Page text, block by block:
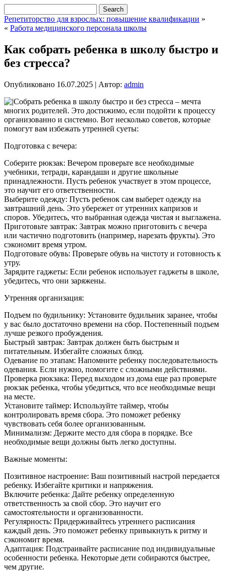
Репетиторство для взрослых: повышение квалификации »
« Работа медицинского персонала школы
Как собрать ребенка в школу быстро и
без стресса?
Опубликовано 16.07.2025 | Автор: admin
Собрать ребенка в школу быстро и без стресса – мечта
многих родителей. Это достижимо, если подойти к процессу
организованно и системно. Вот несколько советов, которые
помогут вам избежать утренней суеты:
Подготовка с вечера:
Соберите рюкзак: Вечером проверьте все необходимые
учебники, тетради, карандаши и другие школьные
принадлежности. Пусть ребенок участвует в этом процессе,
это научит его ответственности.
Выберите одежду: Пусть ребенок сам выберет одежду на
завтрашний день. Это убережет от утренних капризов и
споров. Убедитесь, что выбранная одежда чистая и выглажена.
Приготовьте завтрак: Завтрак можно приготовить с вечера
или частично подготовить (например, нарезать фрукты). Это
сэкономит время утром.
Подготовьте обувь: Проверьте обувь на чистоту и готовность к
утру.
Зарядите гаджеты: Если ребенок использует гаджеты в школе,
убедитесь, что они заряжены.
Утренняя организация:
Подъем по будильнику: Установите будильник заранее, чтобы
у вас было достаточно времени на сбор. Постепенный подъем
лучше резкого пробуждения.
Быстрый завтрак: Завтрак должен быть быстрым и
питательным. Избегайте сложных блюд.
Одевание по этапам: Напомните ребенку последовательность
одевания. Если нужно, помогите с сложными действиями.
Проверка рюкзака: Перед выходом из дома еще раз проверьте
рюкзак ребенка, чтобы убедиться, что все необходимые вещи
на месте.
Установите таймер: Используйте таймер, чтобы
контролировать время сбора. Это поможет ребенку
чувствовать себя более организованным.
Минимализм: Держите место для сбора в порядке. Все
необходимые вещи должны быть легко доступны.
Важные моменты:
Позитивное настроение: Ваш позитивный настрой передается
ребенку. Избегайте критики и напряжения.
Включите ребенка: Дайте ребенку определенную
ответственность за свой сбор. Это научит его
самостоятельности и организованности.
Регулярность: Придерживайтесь утреннего расписания
каждый день. Это поможет ребенку привыкнуть к ритму и
сэкономит время.
Адаптация: Подстраивайте расписание под индивидуальные
особенности ребенка. Некоторые дети собираются быстрее,
чем другие.